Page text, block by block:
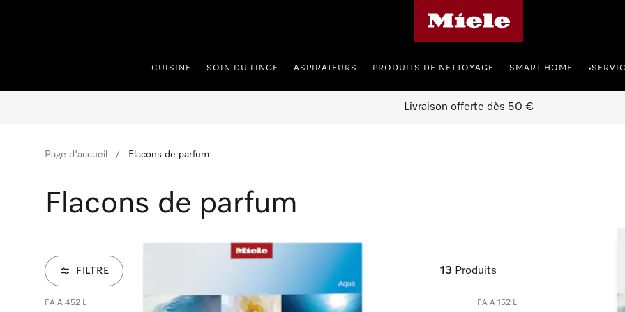
CUISINE SOIN DU LINGE ASPIRATEURS PRODUITS DE NETTOYAGE SMART HOME •
Livraison offerte dès 50 €
Page d'accueil Flacons de parfum
Flacons de parfum
FILTRE 13 Produits
FA A 452 L FA A 152 L